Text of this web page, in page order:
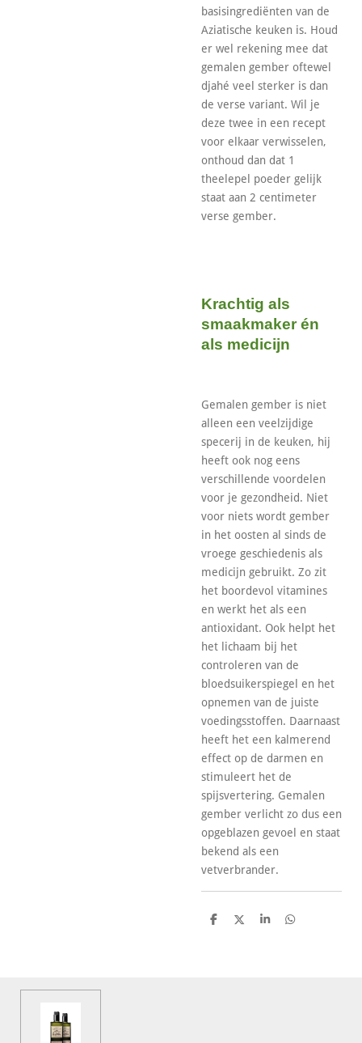
basisingrediënten van de
Aziatische keuken is. Houd
er wel rekening mee dat
gemalen gember oftewel
djahé veel sterker is dan
de verse variant. Wil je
deze twee in een recept
voor elkaar verwisselen,
onthoud dan dat 1
theelepel poeder gelijk
staat aan 2 centimeter
verse gember.
Krachtig als
smaakmaker én
als medicijn
Gemalen gember is niet
alleen een veelzijdige
specerij in de keuken, hij
heeft ook nog eens
verschillende voordelen
voor je gezondheid. Niet
voor niets wordt gember
in het oosten al sinds de
vroege geschiedenis als
medicijn gebruikt. Zo zit
het boordevol vitamines
en werkt het als een
antioxidant. Ook helpt het
het lichaam bij het
controleren van de
bloedsuikerspiegel en het
opnemen van de juiste
voedingsstoffen. Daarnaast
heeft het een kalmerend
effect op de darmen en
stimuleert het de
spijsvertering. Gemalen
gember verlicht zo dus een
opgeblazen gevoel en staat
bekend als een
vetverbrander.
D
D
S
D